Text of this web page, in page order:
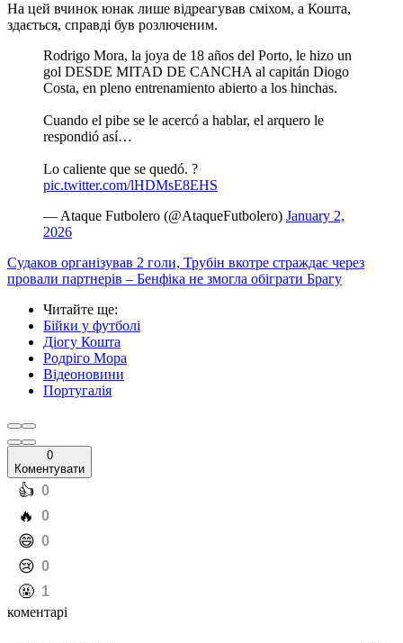
На цей вчинок юнак лише відреагував сміхом, а Кошта,
здається, справді був розлюченим.
Rodrigo Mora, la joya de 18 años del Porto, le hizo un
gol DESDE MITAD DE CANCHA al capitán Diogo
Costa, en pleno entrenamiento abierto a los hinchas.
Cuando el pibe se le acercó a hablar, el arquero le
respondió así…
Lo caliente que se quedó. ?
pic.twitter.com/lHDMsE8EHS
— Ataque Futbolero (@AtaqueFutbolero) January 2,
2026
Судаков організував 2 голи, Трубін вкотре страждає через
провали партнерів – Бенфіка не змогла обіграти Брагу
Читайте ще:
Бійки у футболі
Діогу Кошта
Родріго Мора
Відеоновини
Португалія
0
Коментувати
️👍 0
️🔥 0
️😄 0
️😢 0
️🤬 1
коментарі